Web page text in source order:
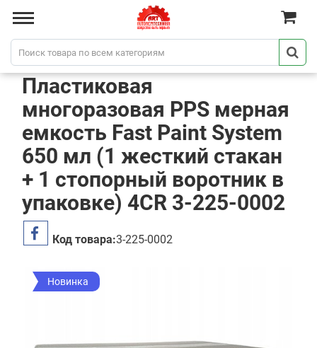
Пластиковая
многоразовая PPS мерная
емкость Fast Paint System
650 мл (1 жесткий стакан
+ 1 стопорный воротник в
упаковке) 4CR 3-225-0002
Код товара:3-225-0002
Новинка